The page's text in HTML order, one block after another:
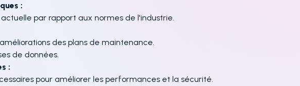
:
par rapport aux normes de l'industrie.
des plans de maintenance.
de données.
:
pour améliorer les performances et la sécurité.